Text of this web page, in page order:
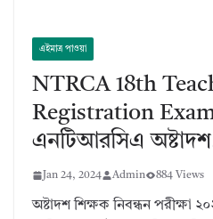
এইমাত্র পাওয়া
NTRCA 18th
Registration
এনটিআরসিএ
Jan 24, 2024 Admin 884 Views
অষ্টাদশ শিক্ষক নিবন্ধন পরীক্ষা